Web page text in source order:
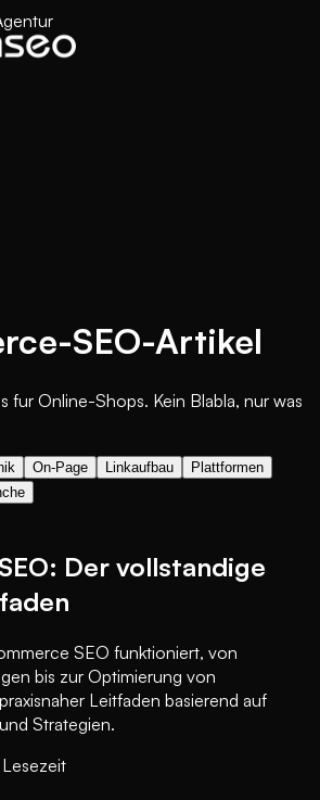
SEO-Artikel
fur Online-Shops. Kein Blabla, nur was
On-Page Linkaufbau
Plattformen
Der vollstandige
SEO funktioniert, von
bis zur Optimierung von
Leitfaden basierend auf
Strategien.